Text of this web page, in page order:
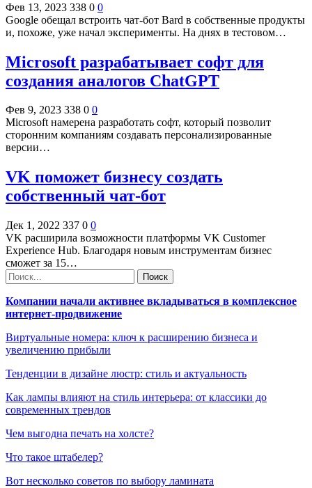
Фев 13, 2023 338 0 0
Google обещал встроить чат-бот Bard в собственные продукты
и, похоже, уже начал эксперименты. На днях в тестовом…
Microsoft разрабатывает софт для
создания аналогов ChatGPT
Фев 9, 2023 338 0 0
Microsoft намерена разработать софт, который позволит
сторонним компаниям создавать персонализированные
версии…
VK поможет бизнесу создать
собственный чат-бот
Дек 1, 2022 337 0 0
VK расширила возможности платформы VK Customer
Experience Hub. Благодаря новым инструментам бизнес
сможет за 15…
Компании начали активнее вкладываться в комплексное
интернет-продвижение
Виртуальные номера: ключ к расширению бизнеса и
увеличению прибыли
Тенденции в дизайне люстр: стиль и актуальность
Как лампы влияют на стиль интерьера: от классики до
современных трендов
Чем выгодна печать на холсте?
Что такое штабелер?
Вот несколько советов по выбору ламината